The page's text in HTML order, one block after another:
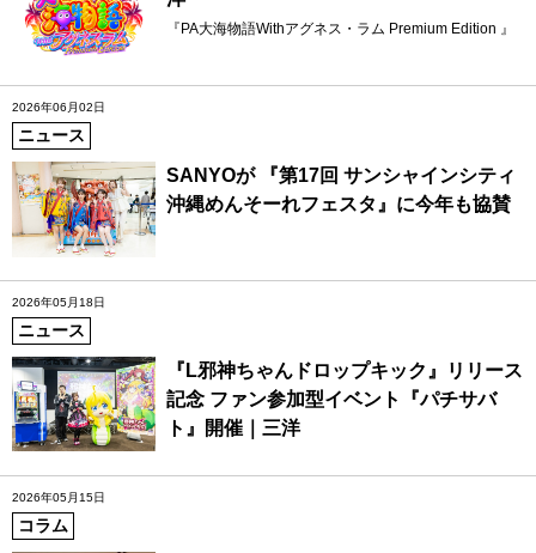
『PA大海物語Withアグネス・ラム Premium Edition 』
2026年06月02日
ニュース
SANYOが 『第17回 サンシャインシティ
沖縄めんそーれフェスタ』に今年も協賛
2026年05月18日
ニュース
『L邪神ちゃんドロップキック』リリース
記念 ファン参加型イベント『パチサバ
ト』開催｜三洋
2026年05月15日
コラム